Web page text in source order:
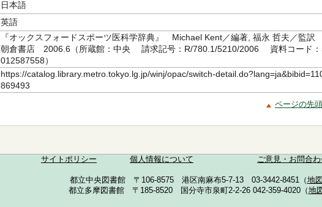
日本語
英語
『オックスフォードスポーツ医科学辞典』 Michael Kent／編著, 福永 哲夫／監
朝倉書店 2006.6（所蔵館：中央 請求記号：R/780.1/5210/2006 資料コード
012587558）
https://catalog.library.metro.tokyo.lg.jp/winj/opac/switch-
869493
ページの先
サイトポリシー 個人情報について ご意見・お問合
都立中央図書館 〒106-8575 港区南麻布5-7-13 03-3442-8451（地
都立多摩図書館 〒185-8520 国分寺市泉町2-2-26 042-359-4020（地